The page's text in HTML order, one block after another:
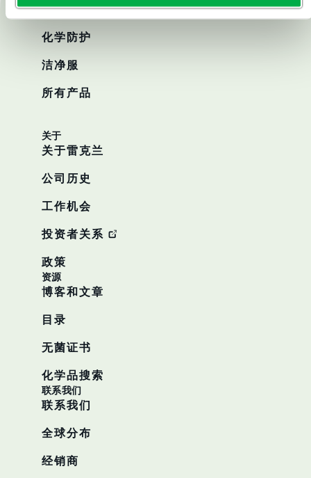
消防救援
化学防护
洁净服
所有产品
关于
关于雷克兰
公司历史
工作机会
投资者关系
政策
资源
博客和文章
目录
无菌证书
化学品搜索
联系我们
联系我们
全球分布
经销商